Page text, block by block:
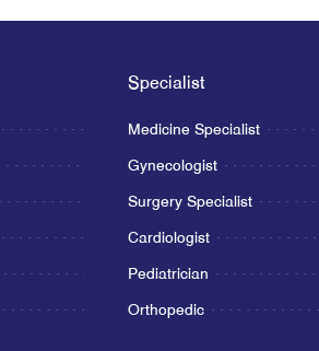
Specialist
Medicine Specialist
Gynecologist
Surgery Specialist
Cardiologist
Pediatrician
Orthopedic